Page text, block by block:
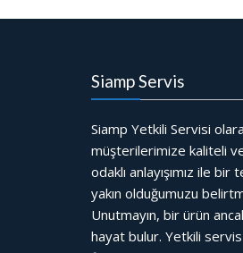
Siamp Servis
Siamp Yetkili Servisi
müşterilerimize kaliteli
odaklı anlayışımız ile
yakın olduğumuzu
Unutmayın, bir ürün
hayat bulur. Yetkili